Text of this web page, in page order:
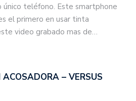
único teléfono. Este smartphone
el primero en usar tinta
video grabado mas de…
ACOSADORA – VERSUS